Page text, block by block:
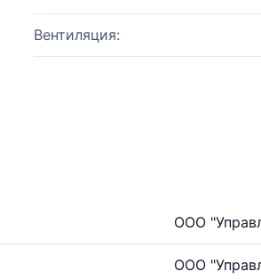
Вентиляция:
ООО
ООО